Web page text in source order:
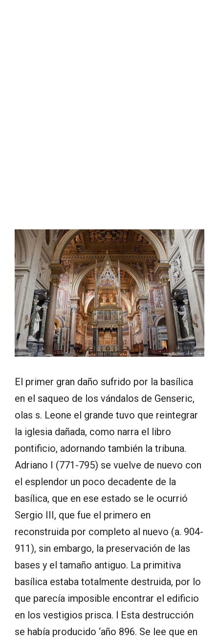
El primer gran daño sufrido por la basílica
en el saqueo de los vándalos de Genseric,
olas s. Leone el grande tuvo que reintegrar
la iglesia dañada, como narra el libro
pontificio, adornando también la tribuna.
Adriano I (771-795) se vuelve de nuevo con
el esplendor un poco decadente de la
basílica, que en ese estado se le ocurrió
Sergio III, que fue el primero en
reconstruida por completo al nuevo (a. 904-
911), sin embargo, la preservación de las
bases y el tamaño antiguo. La primitiva
basílica estaba totalmente destruida, por lo
que parecía imposible encontrar el edificio
en los vestigios prisca. l Esta destrucción
se había producido ‘año 896. Se lee que en